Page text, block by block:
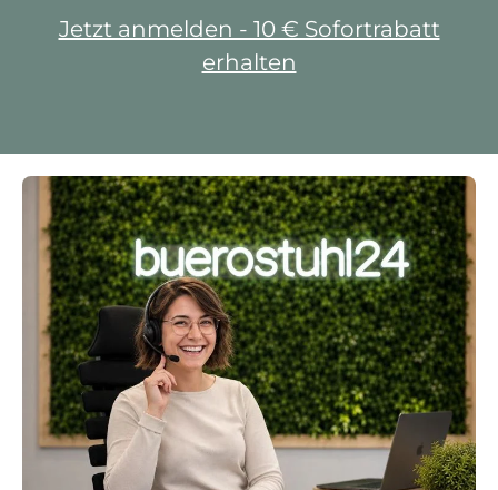
Jetzt anmelden - 10 € Sofortrabatt
erhalten